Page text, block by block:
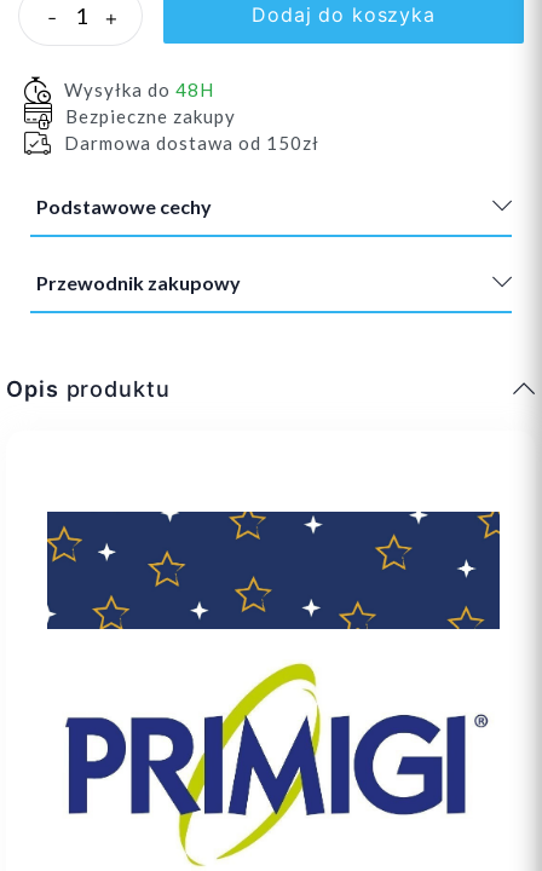
- + Dodaj do koszyka
Wysyłka do 48H
Bezpieczne zakupy
Darmowa dostawa od 150zł
Podstawowe cechy
Przewodnik zakupowy
Opis produktu